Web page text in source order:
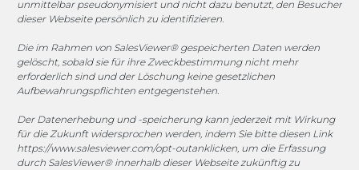
unmittelbar pseudonymisiert und nicht dazu benutzt, den Besucher
dieser Webseite persönlich zu identifizieren.
Die im Rahmen von SalesViewer® gespeicherten Daten werden
gelöscht, sobald sie für ihre Zweckbestimmung nicht mehr
erforderlich sind und der Löschung keine gesetzlichen
Aufbewahrungspflichten entgegenstehen.
Der Datenerhebung und -speicherung kann jederzeit mit Wirkung
für die Zukunft widersprochen werden, indem Sie bitte diesen Link
https://www.salesviewer.com/opt-outanklicken, um die Erfassung
durch SalesViewer® innerhalb dieser Webseite zukünftig zu
© 2025 MEGASOFT® IT GmbH & Co. KG |
MEGASOFT® IT übernimmt keinerlei Gewähr für die
Aktualität, Richtigkeit und Vollständigkeit der
Haftungsansprüche gegen den Autor, welche sich auf
Schäden materieller oder ideeller Art beziehen, die durch
die Nutzung oder Nichtnutzung der dargebotenen